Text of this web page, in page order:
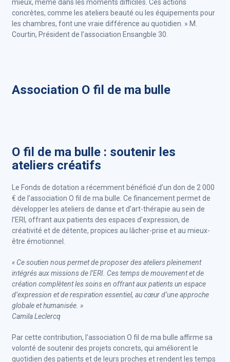
mieux, même dans les moments difficiles. Ces actions
concrètes, comme les ateliers beauté ou les équipements pour
les chambres, font une vraie différence au quotidien. » M.
Courtin, Président de l’association Ensangble 30.
Association O fil de ma bulle
O fil de ma bulle : soutenir les
ateliers créatifs
Le Fonds de dotation a récemment bénéficié d’un don de 2 000
€ de l’association O fil de ma bulle. Ce financement permet de
développer les ateliers de danse et d’art-thérapie au sein de
l’ERI, offrant aux patients des espaces d’expression, de
créativité et de détente, propices au lâcher-prise et au mieux-
être émotionnel.
« Ce soutien nous permet de proposer des ateliers pleinement
intégrés aux missions de l’ERI. Ces temps de mouvement et de
création complètent les soins en offrant aux patients un espace
d’expression et de respiration essentiel, au cœur d’une approche
globale et humanisée. »
Camila Leclercq
Par cette contribution, l’association O fil de ma bulle affirme sa
volonté de soutenir des projets concrets, qui améliorent le
quotidien des patients et de leurs proches et rendent les temps